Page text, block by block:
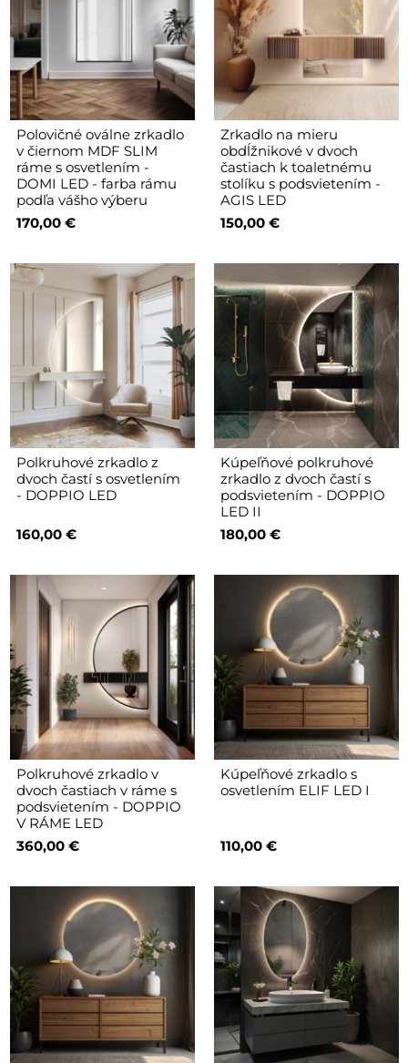
Polovičné oválne zrkadlo
v čiernom MDF SLIM
ráme s osvetlením -
DOMI LED - farba rámu
podľa vášho výberu
170,00 €
Zrkadlo na mieru
obdĺžnikové v dvoch
častiach k toaletnému
stolíku s podsvietením -
AGIS LED
150,00 €
Polkruhové zrkadlo z
dvoch častí s osvetlením
- DOPPIO LED
160,00 €
Kúpeľňové polkruhové
zrkadlo z dvoch častí s
podsvietením - DOPPIO
LED II
180,00 €
Polkruhové zrkadlo v
dvoch častiach v ráme s
podsvietením - DOPPIO
V RÁME LED
360,00 €
Kúpeľňové zrkadlo s
osvetlením ELIF LED I
110,00 €